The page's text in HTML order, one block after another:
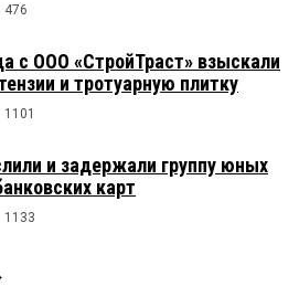
476
с ООО «СтройТраст» взыскали
и тротуарную плитку
1101
и задержали группу юных
карт
1133